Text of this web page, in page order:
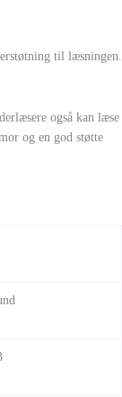
til læsningen.
også kan læse
og en god støtte